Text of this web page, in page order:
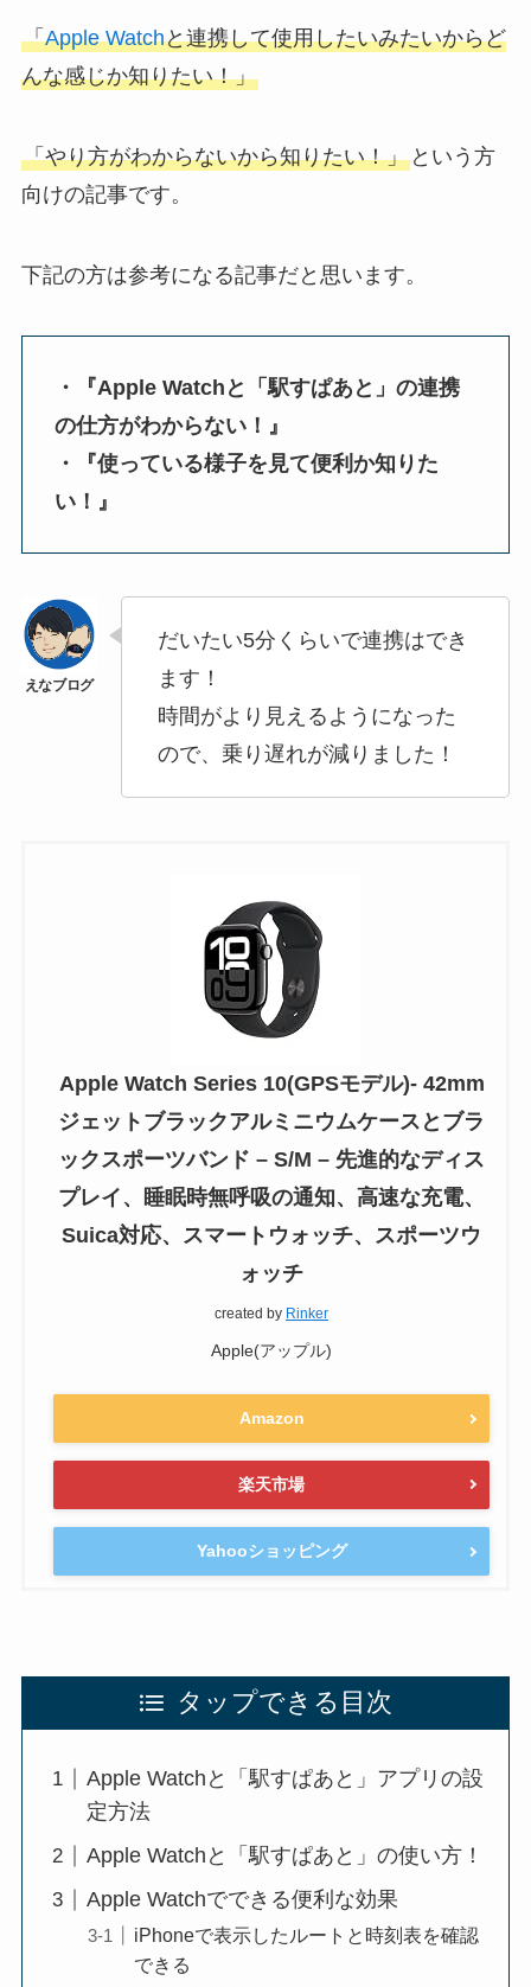
「Apple Watchと連携して使用したいみたいからど
んな感じか知りたい！」
「やり方がわからないから知りたい！」という方
向けの記事です。
下記の方は参考になる記事だと思います。
・『Apple Watchと「駅すぱあと」の連携
の仕方がわからない！』
・『使っている様子を見て便利か知りた
い！』
だいたい5分くらいで連携はでき
ます！
時間がより見えるようになった
ので、乗り遅れが減りました！
Apple Watch Series 10(GPSモデル)- 42mm
ジェットブラックアルミニウムケースとブラ
ックスポーツバンド – S/M – 先進的なディス
プレイ、睡眠時無呼吸の通知、高速な充電、
Suica対応、スマートウォッチ、スポーツウ
ォッチ
created by Rinker
Apple(アップル)
Amazon
楽天市場
Yahooショッピング
タップできる目次
Apple Watchと「駅すぱあと」アプリの設
定方法
Apple Watchと「駅すぱあと」の使い方！
Apple Watchでできる便利な効果
iPhoneで表示したルートと時刻表を確認
できる